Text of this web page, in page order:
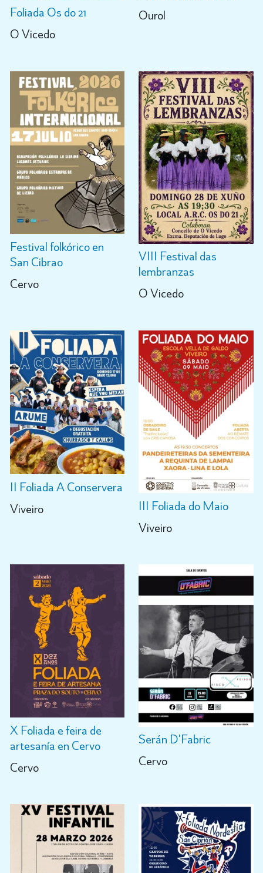
Foliada Os do 21
O Vicedo
Ourol
Festival folkórico en
San Cibrao
Cervo
VIII Festival das
lembranzas
O Vicedo
II Foliada A Conservera
Viveiro
III Foliada do Maio
Viveiro
X Foliada e feira de
artesanía en Cervo
Cervo
Serán D'Fabric
Cervo